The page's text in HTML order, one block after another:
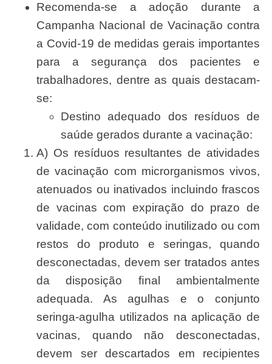
Recomenda-se a adoção durante a
Campanha Nacional de Vacinação contra
a Covid-19 de medidas gerais importantes
para a segurança dos pacientes e
trabalhadores, dentre as quais destacam-
se:
Destino adequado dos resíduos de
saúde gerados durante a vacinação:
A) Os resíduos resultantes de atividades
de vacinação com microrganismos vivos,
atenuados ou inativados incluindo frascos
de vacinas com expiração do prazo de
validade, com conteúdo inutilizado ou com
restos do produto e seringas, quando
desconectadas, devem ser tratados antes
da disposição ﬁnal ambientalmente
adequada. As agulhas e o conjunto
seringa-agulha utilizados na aplicação de
vacinas, quando não desconectadas,
devem ser descartados em recipientes